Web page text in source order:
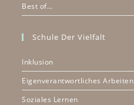
Best of…
Schule Der Vielfalt
Inklusion
Eigenverantwortliches Arbeiten
Soziales Lernen